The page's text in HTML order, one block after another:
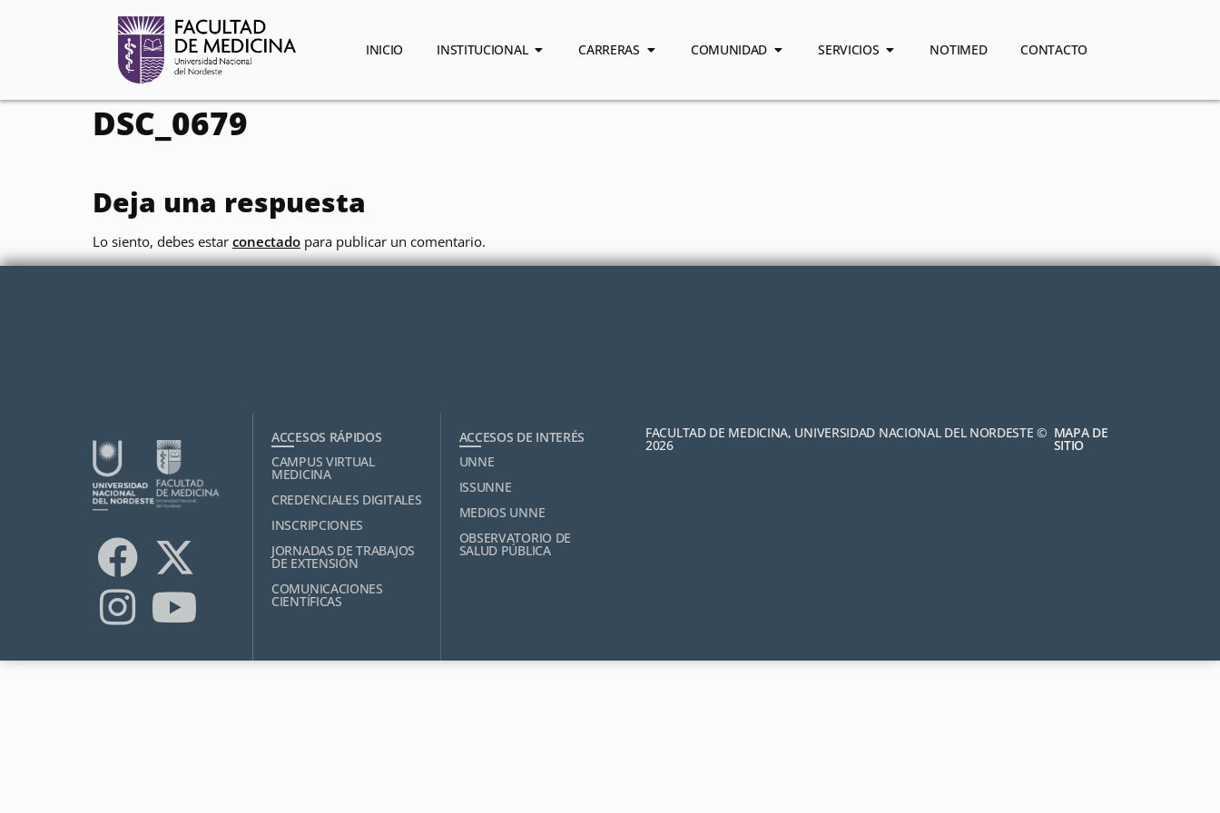
INICIO INSTITUCIONAL CARRERAS COMUNIDAD SERVICIOS NOTIMED CONTACTO
DSC_0679
Deja una respuesta
Lo siento, debes estar conectado para publicar un comentario.
ACCESOS RÁPIDOS
CAMPUS VIRTUAL
MEDICINA
CREDENCIALES DIGITALES
INSCRIPCIONES
JORNADAS DE TRABAJOS
DE EXTENSIÓN
COMUNICACIONES
CIENTÍFICAS
ACCESOS DE INTERÉS
UNNE
ISSUNNE
MEDIOS UNNE
OBSERVATORIO DE
SALUD PÚBLICA
FACULTAD DE MEDICINA, UNIVERSIDAD NACIONAL DEL NORDESTE ©
2026
MAPA DE
SITIO